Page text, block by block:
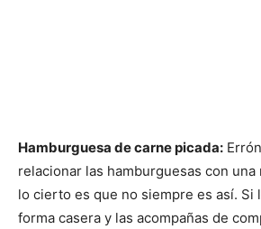
Hamburguesa de carne picada:
relacionar las hamburguesas con una
lo cierto es que no siempre es así. Si
forma casera y las acompañas de